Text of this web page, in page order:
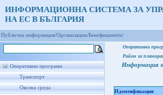
ИНФОРМАЦИОННА СИСТЕМА ЗА
НА ЕС В БЪЛГАРИЯ
Публична информация/Организации/Бенефициенти/
Оперативни програми
Транспорт
Околна среда
Оперативна
Район за
Информация
Идентификация